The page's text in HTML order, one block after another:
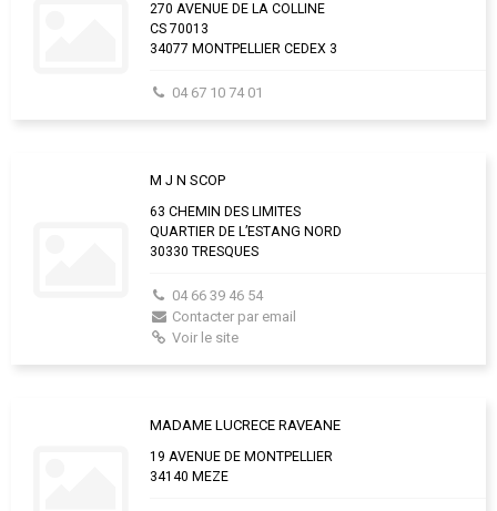
270 AVENUE DE LA COLLINE
CS 70013
34077 MONTPELLIER CEDEX 3
04 67 10 74 01
M J N SCOP
63 CHEMIN DES LIMITES
QUARTIER DE L’ESTANG NORD
30330 TRESQUES
04 66 39 46 54
Contacter par email
Voir le site
MADAME LUCRECE RAVEANE
19 AVENUE DE MONTPELLIER
34140 MEZE